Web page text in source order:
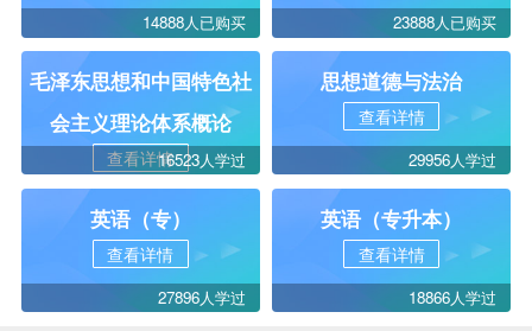
14888人已购买 23888人已购买
毛泽东思想和中国特色社
会主义理论体系概论
查看详情16523人学过
思想道德与法治
查看详情
29956人学过
英语（专）
查看详情
27896人学过
英语（专升本）
查看详情
18866人学过